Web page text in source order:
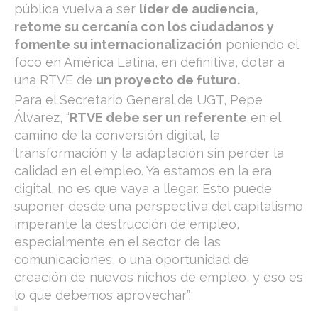
pública vuelva a ser líder de audiencia,
retome su cercanía con los ciudadanos y
fomente su internacionalización poniendo el
foco en América Latina, en definitiva, dotar a
una RTVE de un proyecto de futuro.
​Para el Secretario General de UGT, Pepe
Álvarez, “RTVE debe ser un referente en el
camino de la conversión digital, la
transformación y la adaptación sin perder la
calidad en el empleo. Ya estamos en la era
digital, no es que vaya a llegar. Esto puede
suponer desde una perspectiva del capitalismo
imperante la destrucción de empleo,
especialmente en el sector de las
comunicaciones, o una oportunidad de
creación de nuevos nichos de empleo, y eso es
lo que debemos aprovechar”.